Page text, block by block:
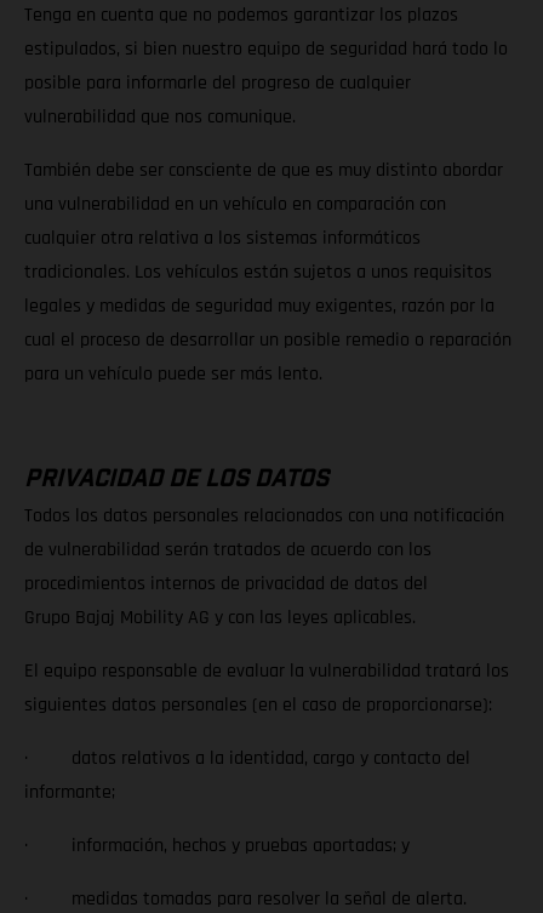
Tenga en cuenta que no podemos garantizar los plazos
estipulados, si bien nuestro equipo de seguridad hará todo lo
posible para informarle del progreso de cualquier
vulnerabilidad que nos comunique.
También debe ser consciente de que es muy distinto abordar
una vulnerabilidad en un vehículo en comparación con
cualquier otra relativa a los sistemas informáticos
tradicionales. Los vehículos están sujetos a unos requisitos
legales y medidas de seguridad muy exigentes, razón por la
cual el proceso de desarrollar un posible remedio o reparación
para un vehículo puede ser más lento.
PRIVACIDAD DE LOS DATOS
Todos los datos personales relacionados con una notificación
de vulnerabilidad serán tratados de acuerdo con los
procedimientos internos de privacidad de datos del
Grupo Bajaj Mobility AG y con las leyes aplicables.
El equipo responsable de evaluar la vulnerabilidad tratará los
siguientes datos personales (en el caso de proporcionarse):
· datos relativos a la identidad, cargo y contacto del
informante;
· información, hechos y pruebas aportadas; y
· medidas tomadas para resolver la señal de alerta.